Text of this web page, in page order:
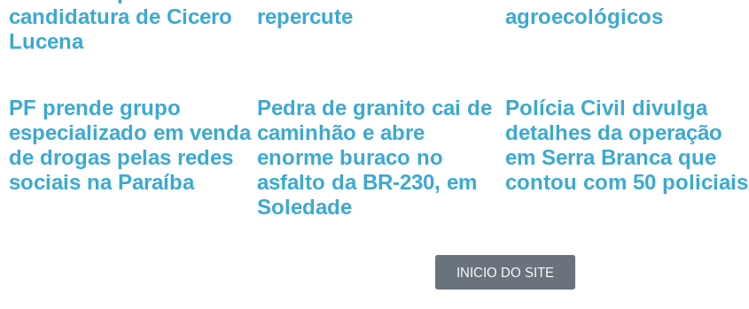
candidatura de Cicero
Lucena
repercute
agroecológicos
PF prende grupo
especializado em venda
de drogas pelas redes
sociais na Paraíba
Pedra de granito cai de
caminhão e abre
enorme buraco no
asfalto da BR-230, em
Soledade
Polícia Civil divulga
detalhes da operação
em Serra Branca que
contou com 50 policiais
INICIO DO SITE